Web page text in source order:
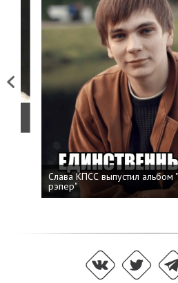
Previous
Слава КПСС выпустил альбом
рэпер"